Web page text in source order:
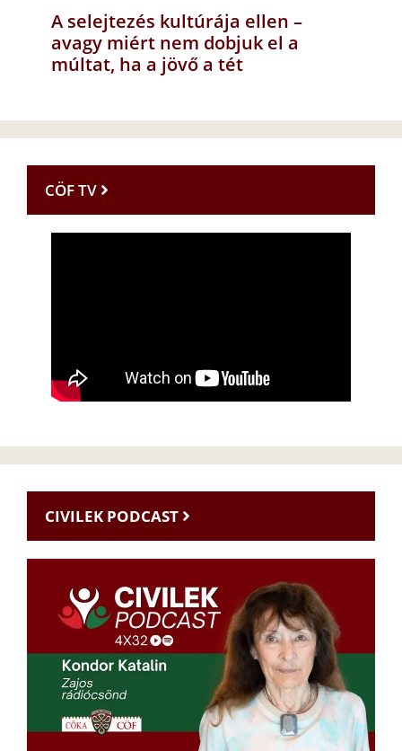
A selejtezés kultúrája ellen –
avagy miért nem dobjuk el a
múltat, ha a jövő a tét
CÖF TV
CIVILEK PODCAST